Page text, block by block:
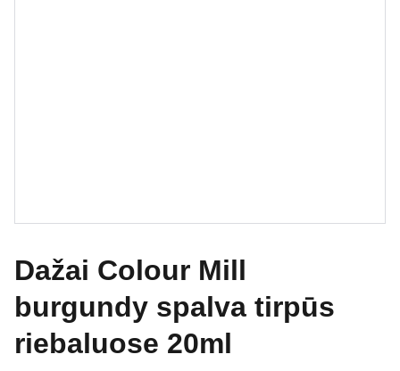
Dažai Colour Mill
burgundy spalva tirpūs
riebaluose 20ml